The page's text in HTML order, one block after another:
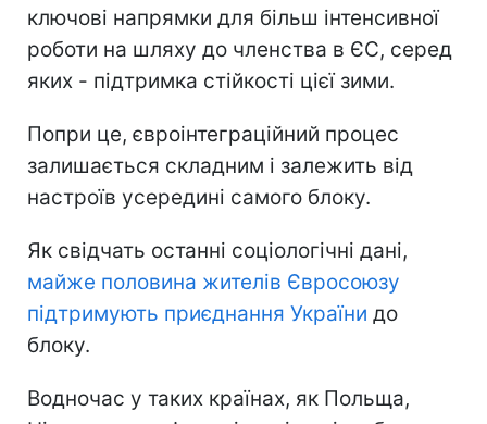
ключові напрямки для більш інтенсивної
роботи на шляху до членства в ЄС, серед
яких - підтримка стійкості цієї зими.
Попри це, євроінтеграційний процес
залишається складним і залежить від
настроїв усередині самого блоку.
Як свідчать останні соціологічні дані,
майже половина жителів Євросоюзу
підтримують приєднання України до
блоку.
Водночас у таких країнах, як Польща,